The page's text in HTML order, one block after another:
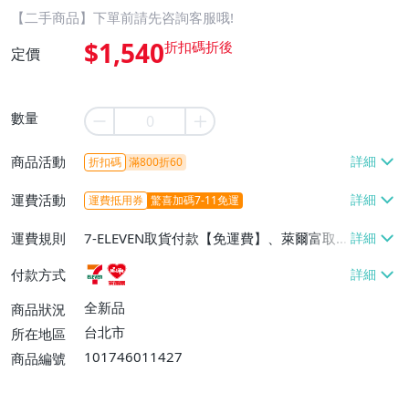
【二手商品】下單前請先咨詢客服哦!
定價 $1,540
數量
商品活動 折扣碼 滿800折60
運費活動 運費抵用券 驚喜加碼7-11免運
運費規則
7-ELEVEN取貨付款【免運費】、萊爾富取
貨付款【免運費】
付款方式
商品狀況
全新品
所在地區
台北市
商品編號
101746011427